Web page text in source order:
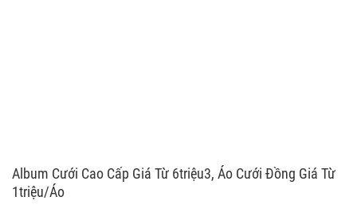
Album Cưới Cao Cấp Giá Từ 6triệu3, Áo Cưới Đồng Giá Từ
1triệu/áo